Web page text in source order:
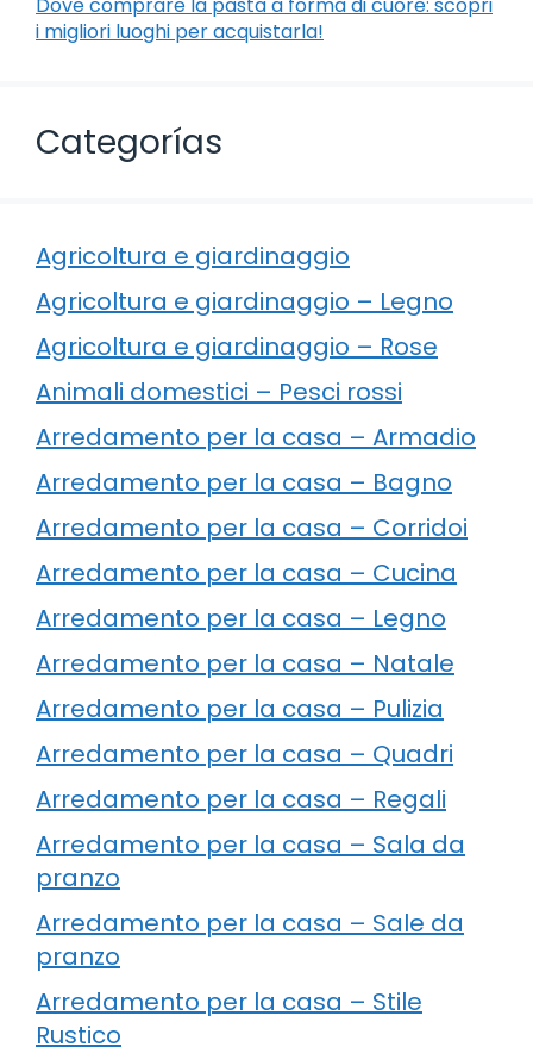
i migliori luoghi per acquistarla!
Categorías
Agricoltura e giardinaggio
Agricoltura e giardinaggio – Legno
Agricoltura e giardinaggio – Rose
Animali domestici – Pesci rossi
Arredamento per la casa – Armadio
Arredamento per la casa – Bagno
Arredamento per la casa – Corridoi
Arredamento per la casa – Cucina
Arredamento per la casa – Legno
Arredamento per la casa – Natale
Arredamento per la casa – Pulizia
Arredamento per la casa – Quadri
Arredamento per la casa – Regali
Arredamento per la casa – Sala da
pranzo
Arredamento per la casa – Sale da
pranzo
Arredamento per la casa – Stile
Rustico